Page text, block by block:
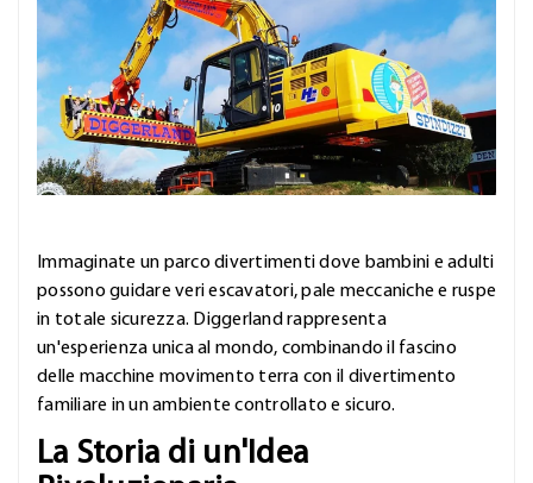
Immaginate un parco divertimenti dove bambini e adulti
possono guidare veri escavatori, pale meccaniche e ruspe
in totale sicurezza. Diggerland rappresenta
un'esperienza unica al mondo, combinando il fascino
delle macchine movimento terra con il divertimento
familiare in un ambiente controllato e sicuro.
La Storia di un'Idea